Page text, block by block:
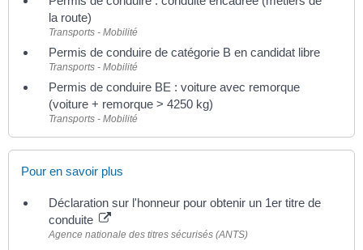
la route)
Transports - Mobilité
Permis de conduire de catégorie B en candidat libre
Transports - Mobilité
Permis de conduire BE : voiture avec remorque
(voiture + remorque > 4250 kg)
Transports - Mobilité
Pour en savoir plus
Déclaration sur l'honneur pour obtenir un 1er titre de
conduite
Agence nationale des titres sécurisés (ANTS)